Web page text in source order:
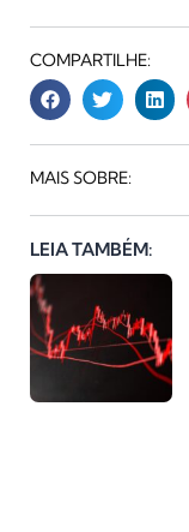
COMPARTILHE:
MAIS SOBRE:
LEIA TAMBÉM: